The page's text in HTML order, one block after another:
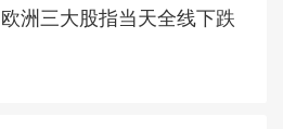
欧洲三大股指当天全线下跌